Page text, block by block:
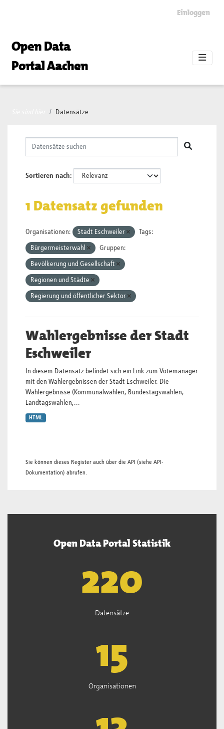
Einloggen
Open Data
Portal Aachen
Datensätze
Sortieren nach
1 Datensatz gefunden
Organisationen: Stadt Eschweiler Tags:
Bürgermeisterwahl Gruppen:
Bevölkerung und Gesellschaft
Regionen und Städte
Regierung und öffentlicher Sektor
Wahlergebnisse der Stadt
Eschweiler
In diesem Datensatz befindet sich ein Link zum Votemanager
mit den Wahlergebnissen der Stadt Eschweiler. Die
Wahlergebnisse (Kommunalwahlen, Bundestagswahlen,
Landtagswahlen,...
HTML
Sie können dieses Register auch über die API (siehe API-
Dokumentation) abrufen.
Open Data Portal Statistik
221
Datensätze
15
Organisationen